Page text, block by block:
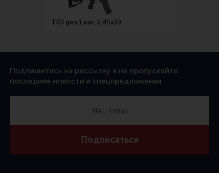
TR3 gen.1 кал. 5.45х39
Подпишитесь на рассылку и не пропускайте
последние новости и спецпредложения
Подписаться